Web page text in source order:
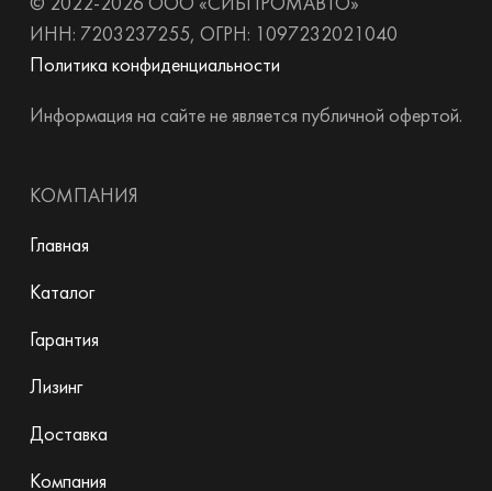
© 2022-2026 ООО «СИБПРОМАВТО»
ИНН: 7203237255, ОГРН: 1097232021040
Политика конфиденциальности
Информация на сайте не является публичной офертой.
КОМПАНИЯ
Главная
Каталог
Гарантия
Лизинг
Доставка
Компания